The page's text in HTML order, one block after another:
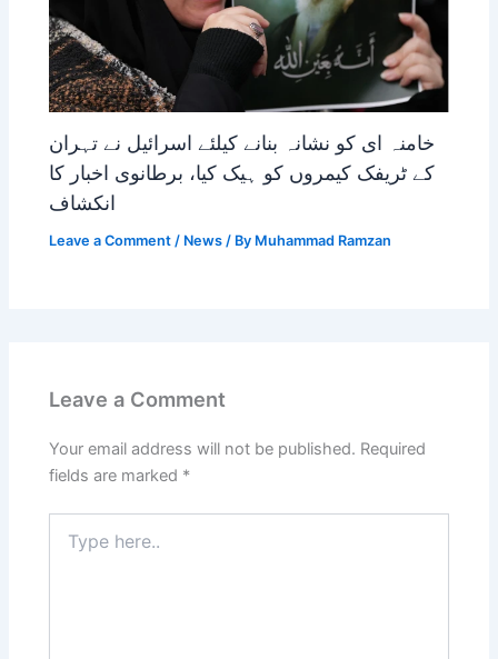
خامنہ ای کو نشانہ بنانے کیلئے اسرائیل نے تہران
کے ٹریفک کیمروں کو ہیک کیا، برطانوی اخبار کا
انکشاف
Leave a Comment / News / By Muhammad Ramzan
Leave a Comment
Your email address will not be published. Required
fields are marked *
here..